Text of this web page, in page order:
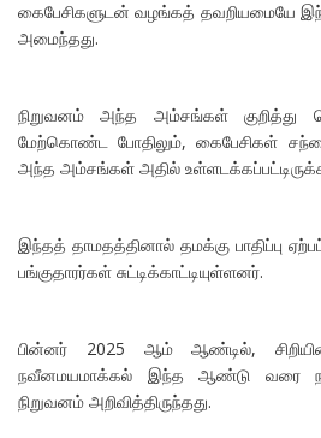
கைபேசிகளுடன் வழங்கத் தவறியமையே
அமைந்தது.
நிறுவனம் அந்த அம்சங்கள் குறித்து
மேற்கொண்ட போதிலும், கைபேசிகள்
அந்த அம்சங்கள் அதில்
இந்தத் தாமதத்தினால் தமக்கு பாதிப்பு
பங்குதாரர்கள் சுட்டிக்காட்டியுள்ளனர்.
பின்னர் 2025 ஆம் ஆண்டில்,
நவீனமயமாக்கல் இந்த ஆண்டு வரை
நிறுவனம் அறிவித்திருந்தது.